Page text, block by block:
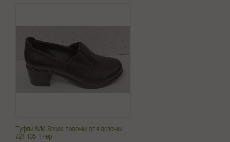
Туфли S/M Shoes лодочки для девочки
724-135-1 чер